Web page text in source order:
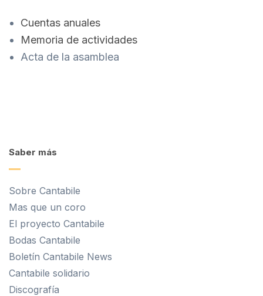
Cuentas anuales
Memoria de actividades
Acta de la asamblea
Saber más
Sobre Cantabile
Mas que un coro
El proyecto Cantabile
Bodas Cantabile
Boletín Cantabile News
Cantabile solidario
Discografía